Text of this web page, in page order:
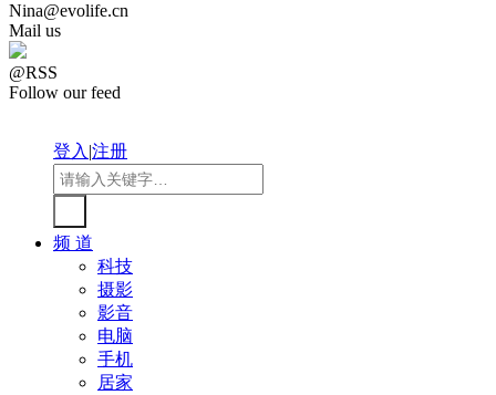
Nina@evolife.cn
Mail us
@RSS
Follow our feed
登入|注册
频 道
科技
摄影
影音
电脑
手机
居家